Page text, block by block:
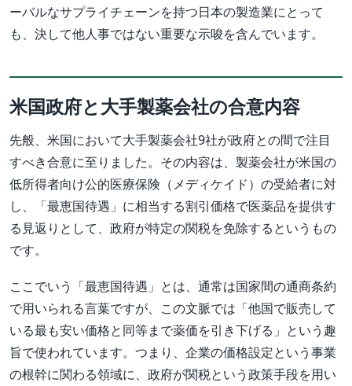
ーバルなサプライチェーンを持つ日本の製造業にとって
も、決して他人事ではない重要な示唆を含んでいます。
米国政府と大手製薬会社の合意内容
先般、米国において大手製薬会社9社が政府との間で注目
すべき合意に至りました。その内容は、製薬会社が米国の
低所得者向け公的医療保険（メディケイド）の受給者に対
し、「最恵国待遇」に相当する割引価格で医薬品を提供す
る見返りとして、政府が特定の関税を免除するというもの
です。
ここでいう「最恵国待遇」とは、通常は国家間の通商条約
で用いられる言葉ですが、この文脈では「他国で販売して
いる最も安い価格と同等まで薬価を引き下げる」という趣
旨で使われています。つまり、企業の価格設定という事業
の根幹に関わる領域に、政府が関税という政策手段を用い